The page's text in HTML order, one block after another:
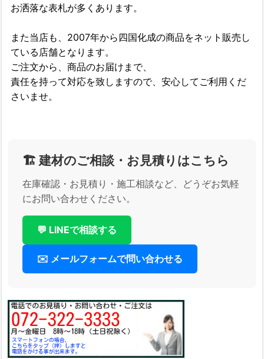
お洒落な表札が多くあります。
また当店も、2007年から四国化成の商品をネット販売し
ている店舗となります。
ご注文から、商品のお届けまで、
責任を持って対応を致しますので、安心してご利用くだ
さいませ。
🏗️ 建材のご相談・お見積りはこちら
在庫確認・お見積り・施工相談など、どうぞお気軽
にお問い合わせください。
💬 LINEで相談する
✉️ メールフォームで問い合わせる